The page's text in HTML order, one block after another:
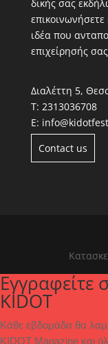
δικής σας
ιδέα που
επιχείρησής
Διαλέττη 5,
Τ: 2313036708
Ε:
Contact us
Εγγραφείτε
KIDOT
Κάθε εβδομάδα θα
KIDOT Magazine και